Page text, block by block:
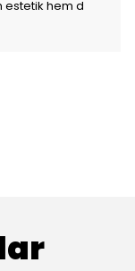
estetik hem d